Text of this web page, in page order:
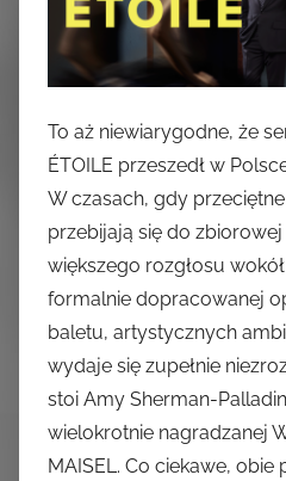
To aż niewiarygodne, że
ÉTOILE przeszedł w
W czasach, gdy
przebijają się do
większego rozgłosu
formalnie dopracowanej
baletu, artystycznych
wydaje się zupełnie
stoi Amy Sherman-
wielokrotnie nagradzanej
MAISEL. Co ciekawe, obie